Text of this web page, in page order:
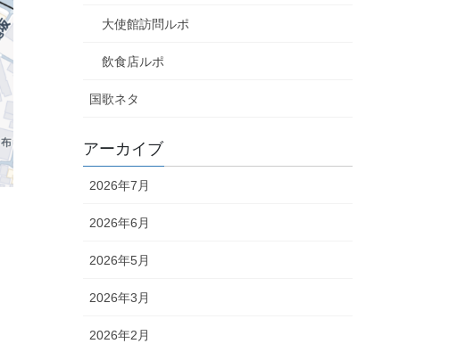
大使館訪問ルポ
飲食店ルポ
国歌ネタ
アーカイブ
2026年7月
2026年6月
2026年5月
2026年3月
2026年2月